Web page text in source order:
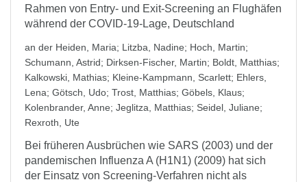
Rahmen von Entry- und Exit-Screening an Flughäfen
während der COVID-19-Lage, Deutschland
an der Heiden, Maria; Litzba, Nadine; Hoch, Martin;
Schumann, Astrid; Dirksen-Fischer, Martin; Boldt, Matthias;
Kalkowski, Mathias; Kleine-Kampmann, Scarlett; Ehlers,
Lena; Götsch, Udo; Trost, Matthias; Göbels, Klaus;
Kolenbrander, Anne; Jeglitza, Matthias; Seidel, Juliane;
Rexroth, Ute
Bei früheren Ausbrüchen wie SARS (2003) und der
pandemischen Influenza A (H1N1) (2009) hat sich
der Einsatz von Screening-Verfahren nicht als